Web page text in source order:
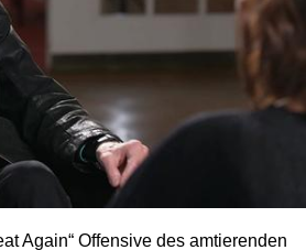
Again“ Offensive des amtierenden